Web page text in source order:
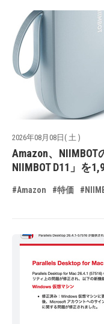
2026年08月08日( 土 )
Amazon、
NIIMBOT D11」を
#Amazon #特価